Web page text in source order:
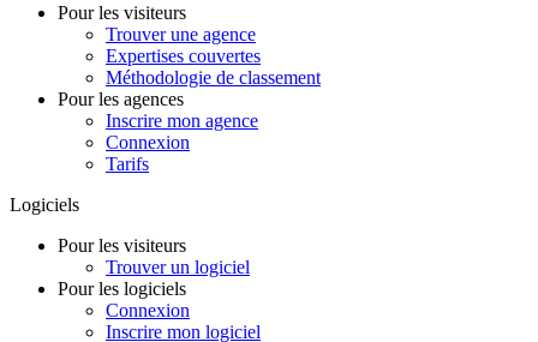
Pour les visiteurs
Trouver une agence
Expertises couvertes
Méthodologie de classement
Pour les agences
Inscrire mon agence
Connexion
Tarifs
Logiciels
Pour les visiteurs
Trouver un logiciel
Pour les logiciels
Connexion
Inscrire mon logiciel